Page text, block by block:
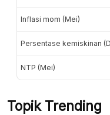
Inflasi mom (Mei)
Persentase kemiskinan
NTP (Mei)
Topik Trending